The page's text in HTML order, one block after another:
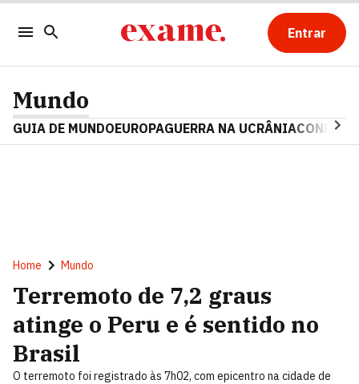
Entrar
Mundo
GUIA DE MUNDOEUROPAGUERRA NA UCRÂNIA
Home Mundo
Terremoto de 7,2 graus
atinge o Peru e é sentido no
Brasil
O terremoto foi registrado às 7h02, com epicentro na cidade de